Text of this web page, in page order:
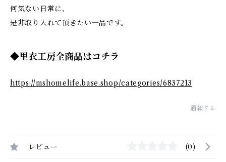
何気ない日常に、
是非取り入れて頂きたい一品です。
◆里衣工房全商品はコチラ
https://mshomelife.base.shop/categories/6837213
通報する
レビュー (0)